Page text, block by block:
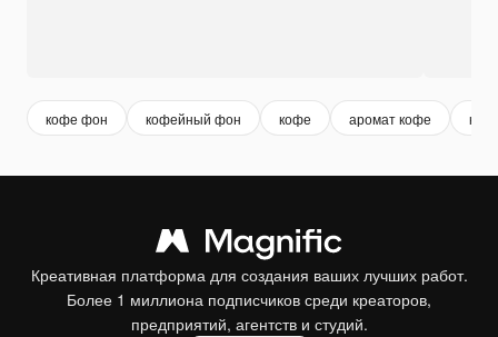
кофе фон кофейный фон кофе аромат кофе
Креативная платформа для создания ваших лучших работ.
Более 1 миллиона подписчиков среди креаторов,
предприятий, агентств и студий.